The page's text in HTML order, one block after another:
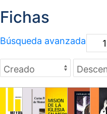
Fichas
Búsqueda avanzada